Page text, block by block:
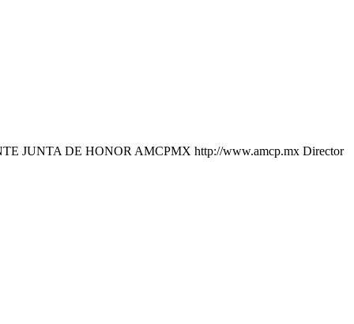
JUNTA DE HONOR AMCPMX http://www.amcp.mx Director